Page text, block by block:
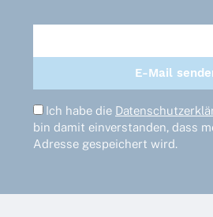
Ich habe die
bin damit einverstanden, dass
Adresse gespeichert wird.